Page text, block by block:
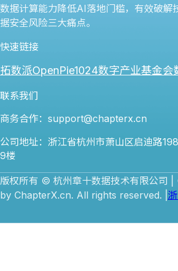
数据计算能力降低AI落地门槛，有效破解
据安全风险三大痛点。
快速链接
拓数派OpenPie1024数字产业基金会
联系我们
商务合作：support@chapterx.cn
公司地址：浙江省杭州市萧山区启迪路
9楼
版权所有 © 杭州章十数据技术有限公司
by ChapterX.cn. All rights reserved. |